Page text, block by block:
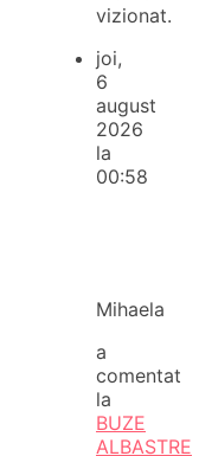
vizionat.
joi,
6
august
2026
la
00:58
Mihaela
a
comentat
la
BUZE
ALBASTRE